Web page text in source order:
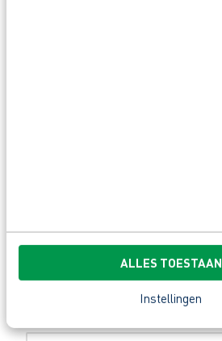
ALLES TOESTAAN
Instellingen